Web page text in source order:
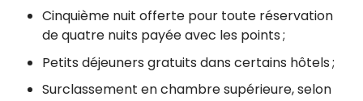
Cinquième nuit offerte pour toute réservation
de quatre nuits payée avec les points ;
Petits déjeuners gratuits dans certains hôtels ;
Surclassement en chambre supérieure, selon